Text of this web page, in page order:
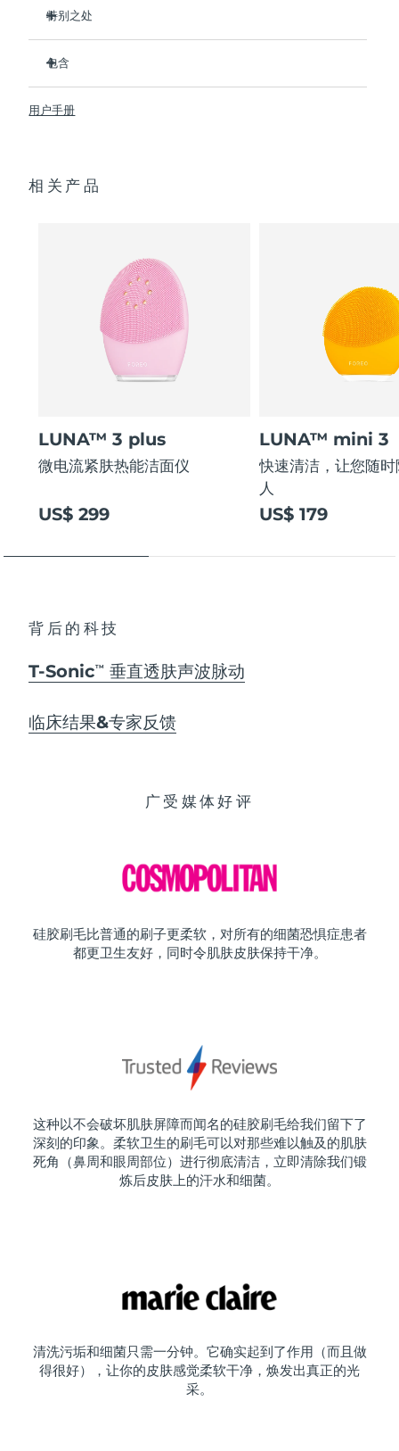
特别之处
物。
清除毛孔深处的杂质，减少爆痘的可能。
抚平细纹，帮助放松面部肌肉紧张点。
16档强度，符合人体工程学的轻质设计，智能app护肤。
包含
USB 充电线
通用操作指南
用户手册
相关产品
LUNA™ 3 plus
微电流紧肤热能洁面仪
US$ 299
LUNA™ mini 3
快速清洁，让您随
人
US$ 179
背后的科技
T-SonicTM 垂直透肤声波脉动
临床结果&专家反馈
广受媒体好评
硅胶刷毛比普通的刷子更柔软，对所有的细菌恐惧症患者
都更卫生友好，同时令肌肤皮肤保持干净。
这种以不会破坏肌肤屏障而闻名的硅胶刷毛给我们留下了
深刻的印象。柔软卫生的刷毛可以对那些难以触及的肌肤
死角（鼻周和眼周部位）进行彻底清洁，立即清除我们锻
炼后皮肤上的汗水和细菌。
清洗污垢和细菌只需一分钟。它确实起到了作用（而且做
得很好），让你的皮肤感觉柔软干净，焕发出真正的光
采。